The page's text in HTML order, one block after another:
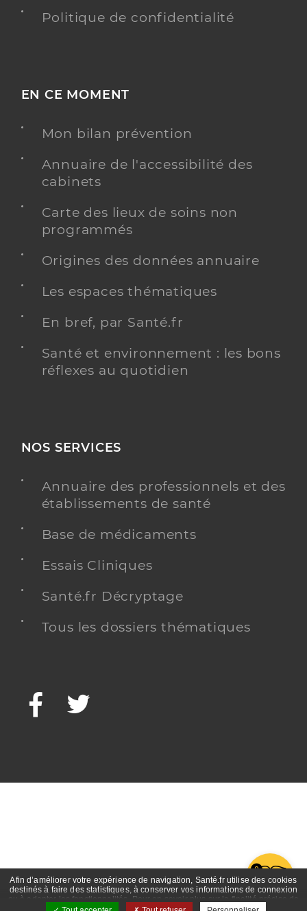
Politique de confidentialité
EN CE MOMENT
Mon bilan prévention
Annuaire de l'accessibilité des
cabinets
Carte des lieux de soins non
programmés
Origines des données annuaire
Les espaces thématiques
En bref, par Santé.fr
Santé et environnement : les bons
réflexes au quotidien
NOS SERVICES
Annuaire des professionnels et des
établissements de santé
Base de médicaments
Essais Cliniques
Santé.fr Décryptage
Tous les dossiers thématiques
Facebook
Afin d’améliorer votre expérience de navigation, Santé.fr utilise des cookies
destinés à faire des statistiques, à conserver vos informations de connexion
ou à adapter les fonctionnalités. Pour en savoir plus sur la finalité précise de
ces cookies, nous vous invitons à prendre connaissance de la politique de